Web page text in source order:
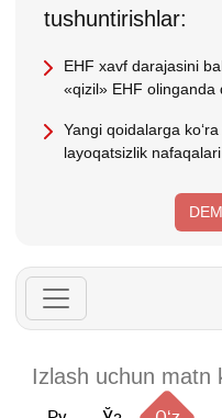
tushuntirishlar:
EHF хavf darajasini
«qizil» EHF
Yangi qoidalarga
layoqatsizlik